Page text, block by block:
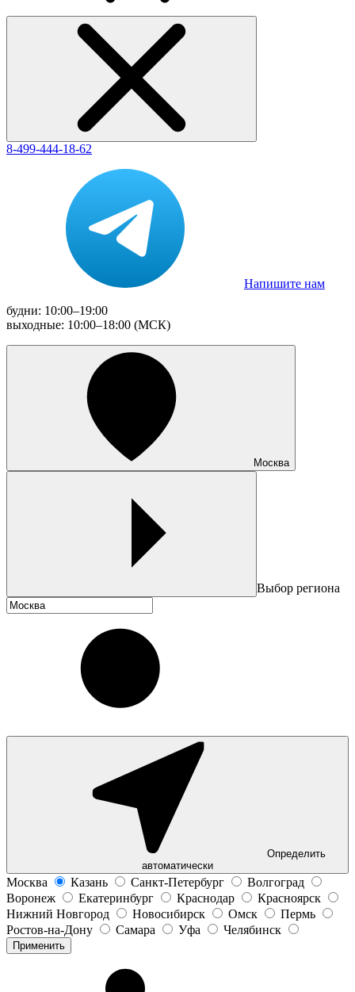
8-499-444-18-62
Напишите нам
будни: 10:00–19:00
выходные: 10:00–18:00 (МСК)
Москва
Выбор региона
Определить
автоматически
Москва Казань Санкт-Петербург
Волгоград
Воронеж
Екатеринбург Краснодар
Красноярск
Нижний Новгород
Новосибирск Омск
Пермь
Ростов-на-Дону
Самара Уфа Челябинск
Применить